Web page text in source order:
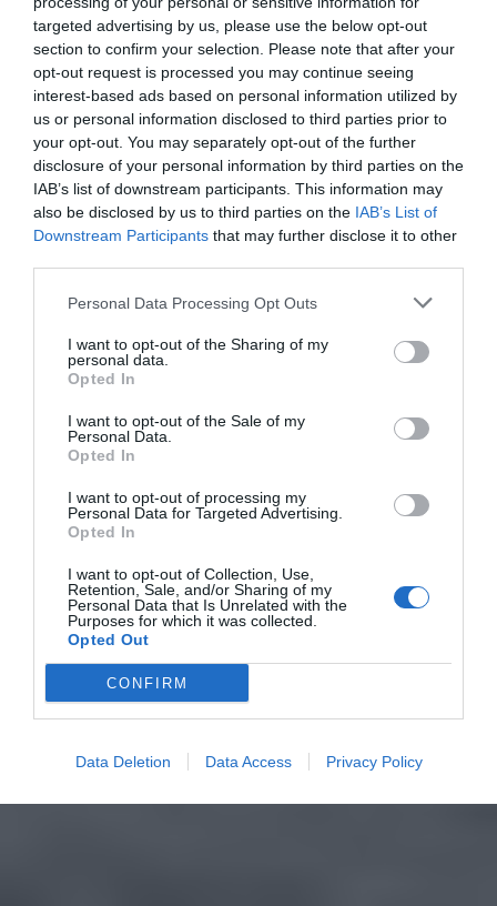
targeted advertising by us, please use the below opt-out
section to confirm your selection. Please note that after your
opt-out request is processed you may continue seeing
interest-based ads based on personal information utilized by
us or personal information disclosed to third parties prior to
your opt-out. You may separately opt-out of the further
disclosure of your personal information by third parties on the
IAB’s list of downstream participants. This information may
also be disclosed by us to third parties on the IAB’s List of
Downstream Participants that may further disclose it to other
Personal Data Processing Opt Outs
I want to opt-out of the Sharing of my
personal data.
Opted In
I want to opt-out of the Sale of my
Personal Data.
Opted In
I want to opt-out of processing my
Personal Data for Targeted Advertising.
Opted In
I want to opt-out of Collection, Use,
Retention, Sale, and/or Sharing of my
Personal Data that Is Unrelated with the
Purposes for which it was collected.
Opted Out
CONFIRM
Data Deletion Data Access Privacy Policy